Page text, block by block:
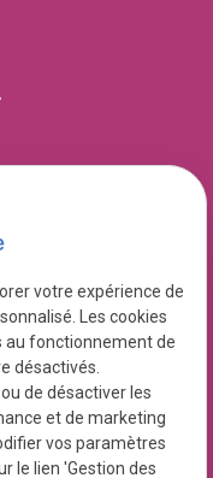
23 05
votre expérience de
Les cookies
au fonctionnement de
désactivés.
de désactiver les
et de marketing
vos paramètres
le lien 'Gestion des